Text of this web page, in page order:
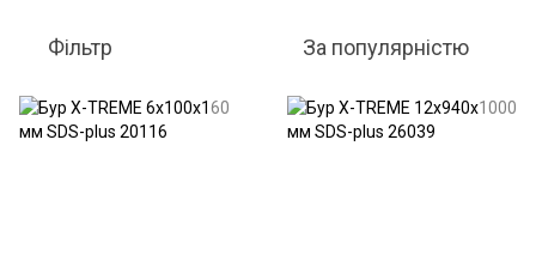
Фільтр За популярністю